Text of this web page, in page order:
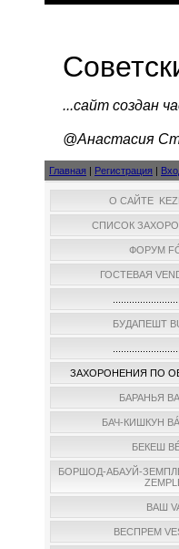
...cайт создан
@Анастасия
Главная | Регистрация |
О САЙТЕ
СПИСОК
ФОРУМ
ГОСТЕВАЯ
БУДАПЕШТ
ЗАХОРОНЕНИЯ ПО
БАРАНЬЯ
БАЧ-КИШКУН
БЕКЕШ
БОРШОД-АБАУЙ-
ВАШ
ВЕСПРЕМ